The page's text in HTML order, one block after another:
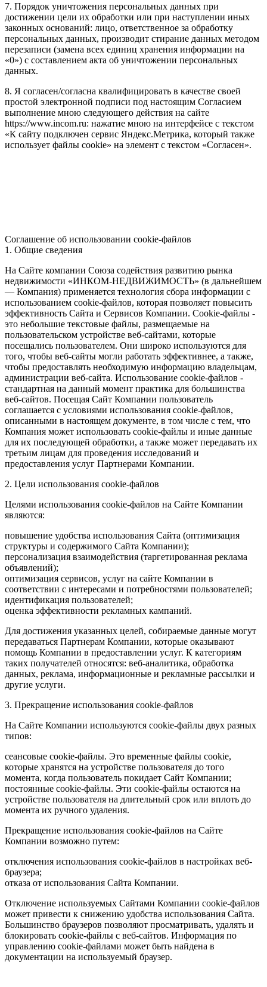
7. Порядок уничтожения персональных данных при
достижении цели их обработки или при наступлении иных
законных оснований: лицо, ответственное за обработку
персональных данных, производит стирание данных методом
перезаписи (замена всех единиц хранения информации на
«0») с составлением акта об уничтожении персональных
данных.
8. Я согласен/согласна квалифицировать в качестве своей
простой электронной подписи под настоящим Согласием
выполнение мною следующего действия на сайте
https://www.incom.ru: нажатие мною на интерфейсе с текстом
«К сайту подключен сервис Яндекс.Метрика, который также
использует файлы cookie» на элемент с текстом «Согласен».
Соглашение об использовании cookie-файлов
1. Общие сведения
На Сайте компании Союза содействия развитию рынка
недвижимости «ИНКОМ-НЕДВИЖИМОСТЬ» (в дальнейшем
— Компания) применяется технология сбора информации с
использованием cookie-файлов, которая позволяет повысить
эффективность Сайта и Сервисов Компании. Сookie-файлы -
это небольшие текстовые файлы, размещаемые на
пользовательском устройстве веб-сайтами, которые
посещались пользователем. Они широко используются для
того, чтобы веб-сайты могли работать эффективнее, а также,
чтобы предоставлять необходимую информацию владельцам,
администрации веб-сайта. Использование cookie-файлов -
стандартная на данный момент практика для большинства
веб-сайтов. Посещая Сайт Компании пользователь
соглашается с условиями использования cookie-файлов,
описанными в настоящем документе, в том числе с тем, что
Компания может использовать cookie-файлы и иные данные
для их последующей обработки, а также может передавать их
третьим лицам для проведения исследований и
предоставления услуг Партнерами Компании.
2. Цели использования cookie-файлов
Целями использования cookie-файлов на Сайте Компании
являются:
повышение удобства использования Сайта (оптимизация
структуры и содержимого Сайта Компании);
персонализация взаимодействия (таргетированная реклама
объявлений);
оптимизация сервисов, услуг на сайте Компании в
соответствии с интересами и потребностями пользователей;
идентификация пользователей;
оценка эффективности рекламных кампаний.
Для достижения указанных целей, собираемые данные могут
передаваться Партнерам Компании, которые оказывают
помощь Компании в предоставлении услуг. К категориям
таких получателей относятся: веб-аналитика, обработка
данных, реклама, информационные и рекламные рассылки и
другие услуги.
3. Прекращение использования cookie-файлов
На Сайте Компании используются cookie-файлы двух разных
типов:
сеансовые cookie-файлы. Это временные файлы cookie,
которые хранятся на устройстве пользователя до того
момента, когда пользователь покидает Сайт Компании;
постоянные cookie-файлы. Эти cookie-файлы остаются на
устройстве пользователя на длительный срок или вплоть до
момента их ручного удаления.
Прекращение использования cookie-файлов на Сайте
Компании возможно путем:
отключения использования cookie-файлов в настройках веб-
браузера;
отказа от использования Сайта Компании.
Отключение используемых Сайтами Компании cookie-файлов
может привести к снижению удобства использования Сайта.
Большинство браузеров позволяют просматривать, удалять и
блокировать cookie-файлы c веб-сайтов. Информация по
управлению cookie-файлами может быть найдена в
документации на используемый браузер.